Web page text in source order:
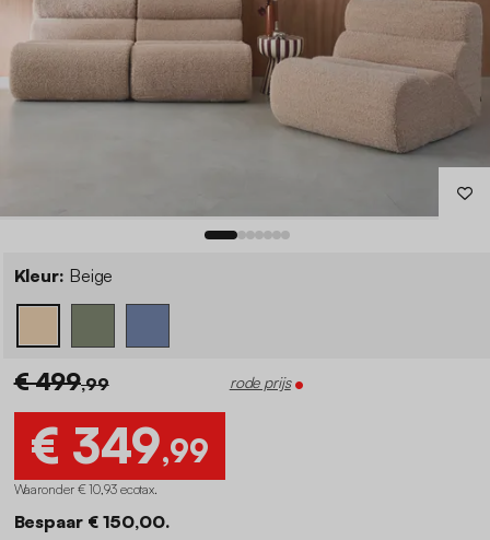
Kleur: Beige
€ 499,99 rode prijs
€ 349,99
Waaronder € 10,93 ecotax.
Bespaar € 150,00.